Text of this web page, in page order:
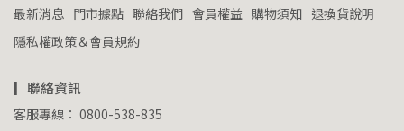
最新消息 門市據點 聯絡我們 會員權益 購物須知 退換貨說明
隱私權政策＆會員規約
▎聯絡資訊
客服專線： 0800-538-835